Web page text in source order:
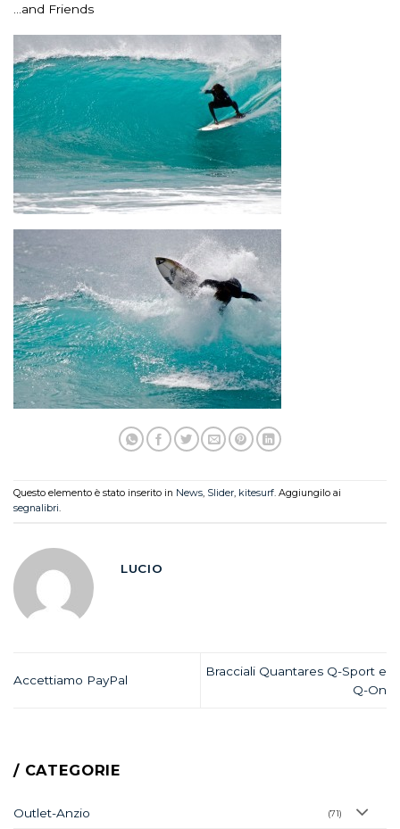
…and Friends
Questo elemento è stato inserito in News, Slider, kitesurf. Aggiungilo ai
segnalibri.
LUCIO
Accettiamo PayPal
Bracciali Quantares Q-Sport e
Q-On
/ CATEGORIE
Outlet-Anzio (71)